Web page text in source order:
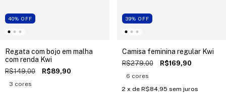
40% OFF
Regata com bojo em malha
com renda Kwi
R$149,00 R$89,90
3 cores
39% OFF
Camisa feminina regular Kwi
R$279,00 R$169,90
6 cores
2 x de R$84,95 sem juros